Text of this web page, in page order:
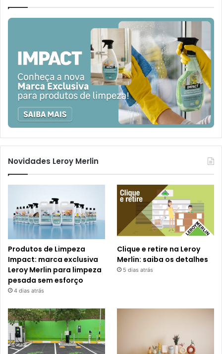
Novidades Leroy Merlin
Produtos de Limpeza
Impact: marca exclusiva
Leroy Merlin para limpeza
pesada sem esforço
4 dias atrás
Clique e retire na Leroy
Merlin: saiba os detalhes
5 dias atrás